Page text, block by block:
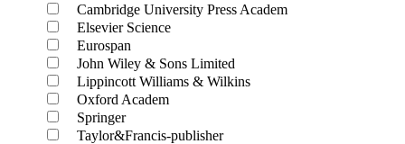
Cambridge University Press Academ
Elsevier Science
Eurospan
John Wiley & Sons Limited
Lippincott Williams & Wilkins
Oxford Academ
Springer
Taylor&Francis-publisher